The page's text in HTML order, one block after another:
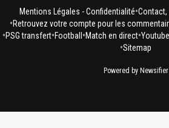
Mentions Légales - Confidentialité•Contact,
•Retrouvez votre compte pour les
•PSG transfert•Football •Match en direct•Youtube
•Sitemap
Powered by Newsifier